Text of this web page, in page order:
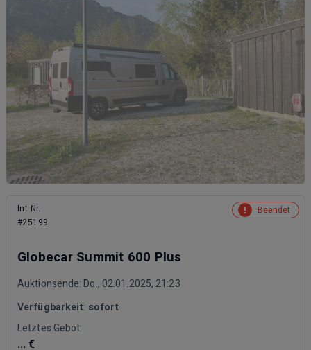
Int Nr.
#25199
Beendet
Globecar Summit 600 Plus
Auktionsende: Do., 02.01.2025, 21:23
Verfügbarkeit: sofort
Letztes Gebot:
... €